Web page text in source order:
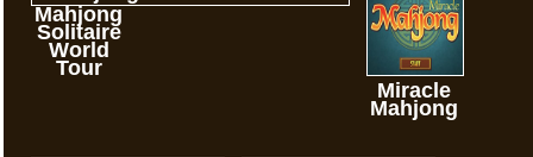
Mahjong
Solitaire
World
Tour
Miracle
Mahjong